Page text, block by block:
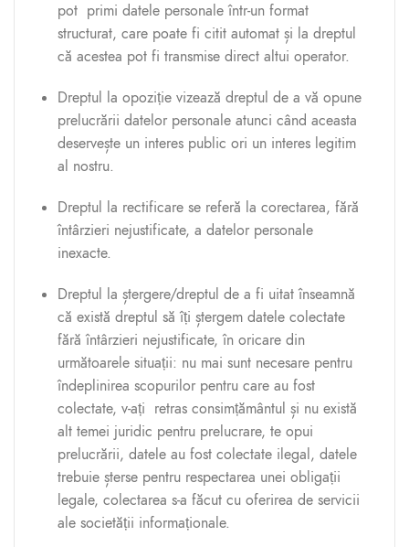
pot primi datele personale într-un format
structurat, care poate fi citit automat și la dreptul
că acestea pot fi transmise direct altui operator.
Dreptul la opoziție vizează dreptul de a vă opune
prelucrării datelor personale atunci când aceasta
deservește un interes public ori un interes legitim
al nostru.
Dreptul la rectificare se referă la corectarea, fără
întârzieri nejustificate, a datelor personale
inexacte.
Dreptul la ștergere/dreptul de a fi uitat înseamnă
că există dreptul să îți ștergem datele colectate
fără întârzieri nejustificate, în oricare din
următoarele situații: nu mai sunt necesare pentru
îndeplinirea scopurilor pentru care au fost
colectate, v-ați retras consimțământul și nu există
alt temei juridic pentru prelucrare, te opui
prelucrării, datele au fost colectate ilegal, datele
trebuie șterse pentru respectarea unei obligații
legale, colectarea s-a făcut cu oferirea de servicii
ale societății informaționale.